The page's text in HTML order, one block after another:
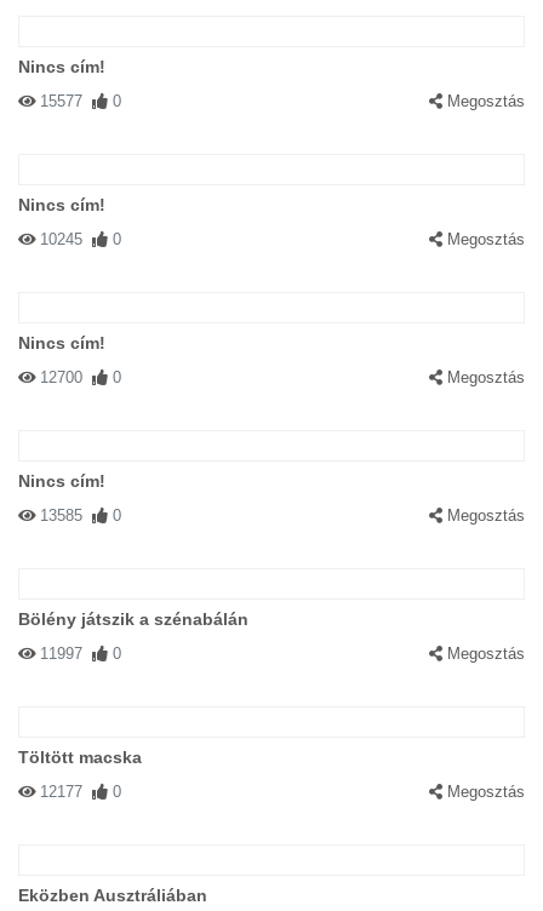
Nincs cím!
15577 0 Megosztás
Nincs cím!
10245 0 Megosztás
Nincs cím!
12700 0 Megosztás
Nincs cím!
13585 0 Megosztás
Bölény játszik a szénabálán
11997 0 Megosztás
Töltött macska
12177 0 Megosztás
Eközben Ausztráliában